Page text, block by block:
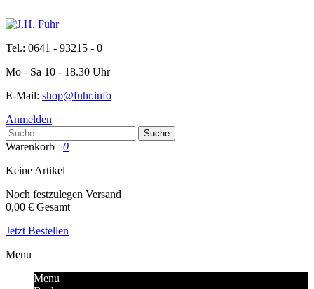
Tel.: 0641 - 93215 - 0
Mo - Sa 10 - 18.30 Uhr
E-Mail: shop@fuhr.info
Anmelden
Suche
Warenkorb
0
Keine Artikel
Noch festzulegen Versand
0,00 € Gesamt
Jetzt Bestellen
Menu
Menu